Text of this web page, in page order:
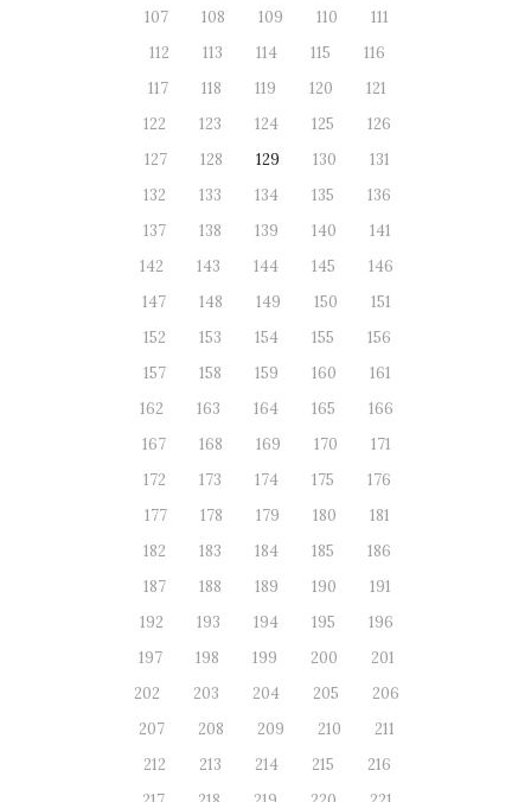
107
108 109 110
111
112
113 114 115
116
117
118 119 120
121
122
123 124 125
126
127
128 129 130
131
132
133 134 135
136
137
138 139 140
141
142
143 144 145
146
147
148 149 150
151
152
153 154 155
156
157
158 159 160
161
162
163 164 165
166
167
168 169 170
171
172
173 174 175
176
177
178 179 180
181
182
183 184 185
186
187
188 189 190
191
192
193 194 195
196
197
198 199 200
201
202
203 204 205
206
207
208 209 210
211
212
213 214 215
216